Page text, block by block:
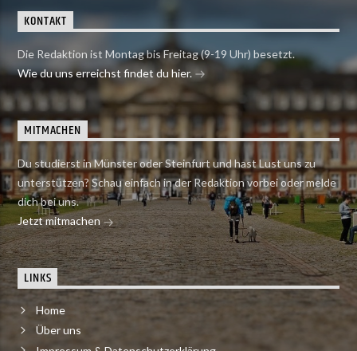
KONTAKT
Die Redaktion ist Montag bis Freitag (9-19 Uhr) besetzt.
Wie du uns erreichst findet du hier.
MITMACHEN
Du studierst in Münster oder Steinfurt und hast Lust uns zu
unterstützen? Schau einfach in der Redaktion vorbei oder melde
dich bei uns.
Jetzt mitmachen
LINKS
Home
Über uns